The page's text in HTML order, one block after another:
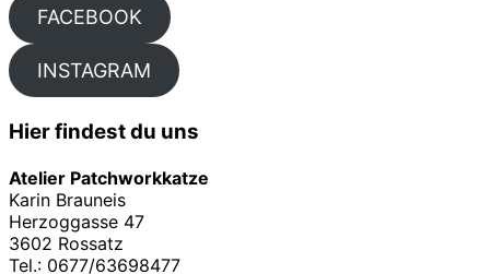
FACEBOOK
INSTAGRAM
Hier findest du uns
Atelier Patchworkkatze
Karin Brauneis
Herzoggasse 47
3602 Rossatz
Tel.: 0677/63698477